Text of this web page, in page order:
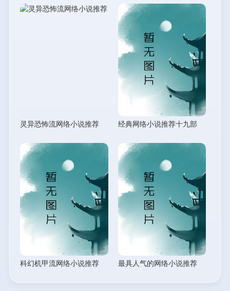
灵异恐怖流网络小说推荐 经典网络小说推荐十九部
科幻机甲流网络小说推荐 最具人气的网络小说推荐